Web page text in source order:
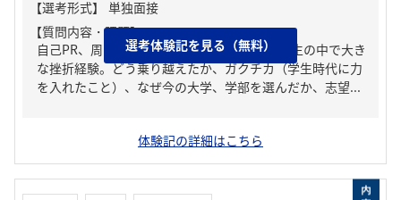
【質問内容・課題】
自己PR、周りからどんな人といわれる？、人生の中で大き
な挫折経験。どう乗り越えたか、ガクチカ（学生時代に力
を入れたこと）、なぜ今の大学、学部を選んだか、志望...
選考体験記を見る（無料）
体験記の詳細はこちら